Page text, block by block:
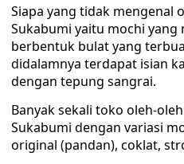
Siapa yang tidak mengenal
Sukabumi yaitu mochi yang
berbentuk bulat yang
didalamnya terdapat isian
dengan tepung sangrai.
Banyak sekali toko oleh-
Sukabumi dengan variasi
original (pandan), coklat,